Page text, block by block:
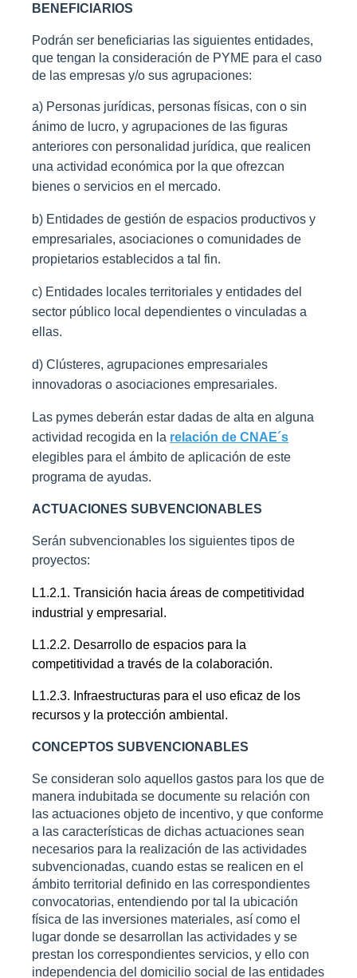
BENEFICIARIOS
Podrán ser beneficiarias las siguientes entidades,
que tengan la consideración de PYME para el caso
de las empresas y/o sus agrupaciones:
a) Personas jurídicas, personas físicas, con o sin
ánimo de lucro, y agrupaciones de las figuras
anteriores con personalidad jurídica, que realicen
una actividad económica por la que ofrezcan
bienes o servicios en el mercado.
b) Entidades de gestión de espacios productivos y
empresariales, asociaciones o comunidades de
propietarios establecidos a tal fin.
c) Entidades locales territoriales y entidades del
sector público local dependientes o vinculadas a
ellas.
d) Clústeres, agrupaciones empresariales
innovadoras o asociaciones empresariales.
Las pymes deberán estar dadas de alta en alguna
actividad recogida en la relación de CNAE´s
elegibles para el ámbito de aplicación de este
programa de ayudas.
ACTUACIONES SUBVENCIONABLES
Serán subvencionables los siguientes tipos de
proyectos:
L1.2.1. Transición hacia áreas de competitividad
industrial y empresarial.
L1.2.2. Desarrollo de espacios para la
competitividad a través de la colaboración.
L1.2.3. Infraestructuras para el uso eficaz de los
recursos y la protección ambiental.
CONCEPTOS SUBVENCIONABLES
Se consideran solo aquellos gastos para los que de
manera indubitada se documente su relación con
las actuaciones objeto de incentivo, y que conforme
a las características de dichas actuaciones sean
necesarios para la realización de las actividades
subvencionadas, cuando estas se realicen en el
ámbito territorial definido en las correspondientes
convocatorias, entendiendo por tal la ubicación
física de las inversiones materiales, así como el
lugar donde se desarrollan las actividades y se
prestan los correspondientes servicios, y ello con
independencia del domicilio social de las entidades